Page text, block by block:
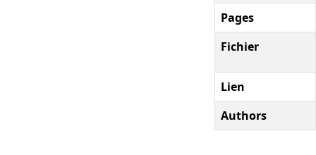
Pages
Fichier
Lien
Authors